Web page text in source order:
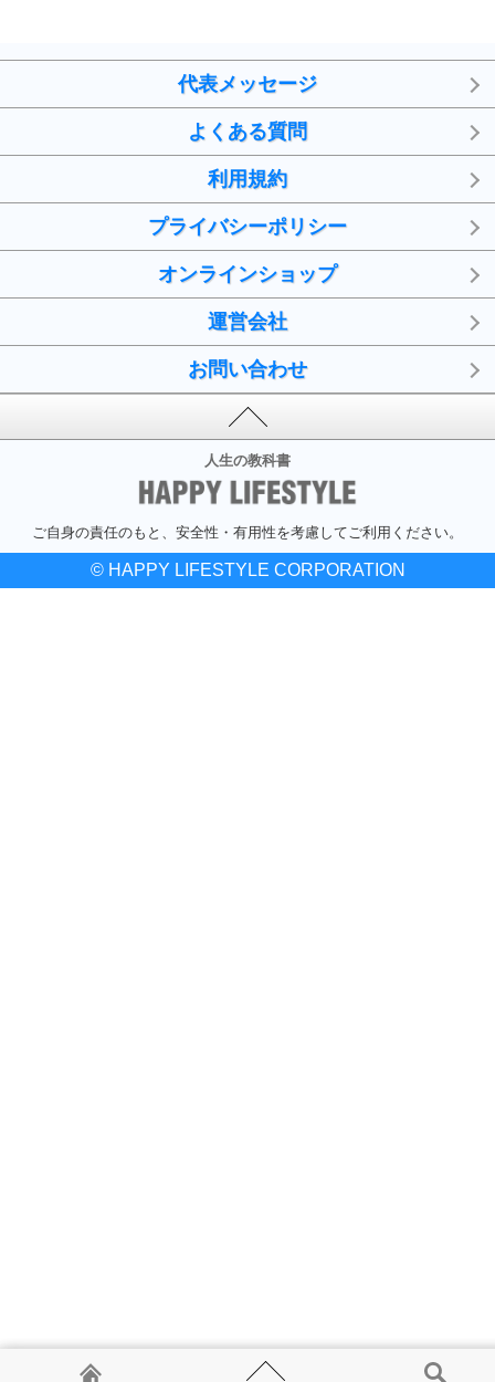
代表メッセージ
よくある質問
利用規約
プライバシーポリシー
オンラインショップ
運営会社
お問い合わせ
人生の教科書
ご自身の責任のもと、安全性・有用性を考慮してご利用ください。
© HAPPY LIFESTYLE CORPORATION